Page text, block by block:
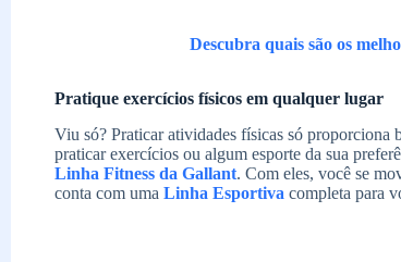
Descubra quais são os
Pratique exercícios físicos em qualquer lugar
Viu só? Praticar atividades físicas só proporciona
praticar exercícios ou algum esporte da sua
Linha Fitness da Gallant. Com eles, você se
conta com uma Linha Esportiva completa para